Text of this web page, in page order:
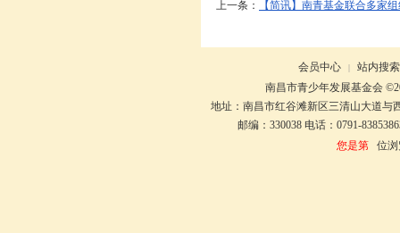
上一条： 【简讯】南青基金联合多家
会员中心 |
站内搜索
南昌市青少年发展基金会
地址：南昌市红谷滩新区三清山大道与
邮编：330038 电话：0791-
您是第位